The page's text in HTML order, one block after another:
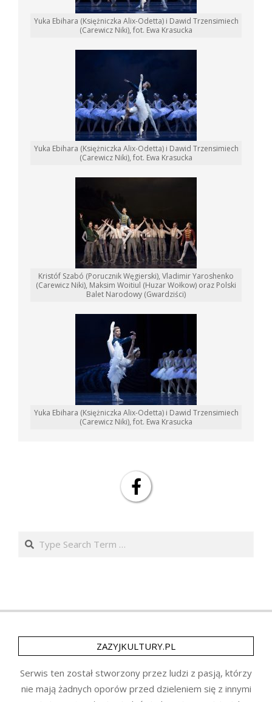
Yuka Ebihara (Księżniczka Alix-Odetta) i Dawid Trzensimiech
(Carewicz Niki), fot. Ewa Krasucka
Yuka Ebihara (Księżniczka Alix-Odetta) i Dawid Trzensimiech
(Carewicz Niki), fot. Ewa Krasucka
Kristóf Szabó (Porucznik Węgierski), Vladimir Yaroshenko
(Carewicz Niki), Maksim Woitiul (Huzar Wołkow) oraz Polski
Balet Narodowy (Gwardziści)
Yuka Ebihara (Księżniczka Alix-Odetta) i Dawid Trzensimiech
(Carewicz Niki), fot. Ewa Krasucka
Search
ZAZYJKULTURY.PL
Serwis ten został stworzony przez ludzi z pasją, którzy
nie mają żadnych oporów przed dzieleniem się z innymi